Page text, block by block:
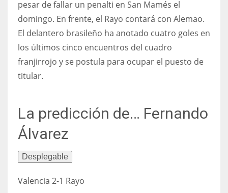
pesar de fallar un penalti en San Mamés el
domingo. En frente, el Rayo contará con Alemao.
El delantero brasileño ha anotado cuatro goles en
los últimos cinco encuentros del cuadro
franjirrojo y se postula para ocupar el puesto de
titular.
La predicción de… Fernando
Álvarez
Desplegable
Valencia 2-1 Rayo